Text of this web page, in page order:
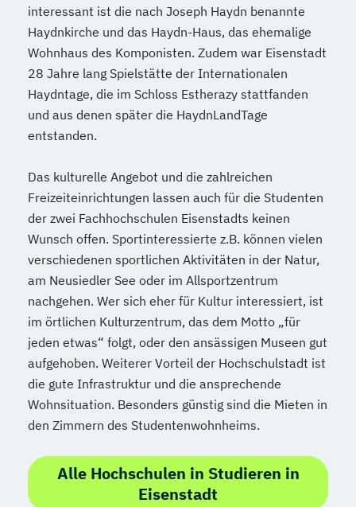
Spezialist*in Automatisierungstechnik
Spezialist*in Big Data
Spezialist*in CAD Konstruktion und
Simulation
Spezialist*in Controlling
Spezialist*in Embedded Systems
Spezialist*in Industrial Data Science
Spezialist*in Logistik 4.0
Spezialist*in Produktion 4.0
Spezialist*in Sportpsychologie und
Trainingswissenschaft
Spezialist*in Wirtschaftsinformatik
Spezialist*in für digitale Geschäftsmodelle
Spezialist*in für systemisches
Management und Coaching
Spezialist*in internationales Recht
Sprachdiplom "Cambridge English:
Advanced (CAE)" - C1
Sprachdiplom "Cambridge English: First
(FCE)" - B2
Sprachdiplom "Cambridge English:
Proficiency (CPE)" - C2
Wirtschaftskriminalität & Cyber Crime
interessant ist die nach Joseph Haydn benannte
Haydnkirche und das Haydn-Haus, das ehemalige
Wohnhaus des Komponisten. Zudem war Eisenstadt
28 Jahre lang Spielstätte der Internationalen
Haydntage, die im Schloss Estherazy stattfanden
und aus denen später die HaydnLandTage
entstanden.
Das kulturelle Angebot und die zahlreichen
Freizeiteinrichtungen lassen auch für die Studenten
der zwei Fachhochschulen Eisenstadts keinen
Wunsch offen. Sportinteressierte z.B. können vielen
verschiedenen sportlichen Aktivitäten in der Natur,
am Neusiedler See oder im Allsportzentrum
nachgehen. Wer sich eher für Kultur interessiert, ist
im örtlichen Kulturzentrum, das dem Motto „für
jeden etwas“ folgt, oder den ansässigen Museen gut
aufgehoben. Weiterer Vorteil der Hochschulstadt ist
die gute Infrastruktur und die ansprechende
Wohnsituation. Besonders günstig sind die Mieten in
den Zimmern des Studentenwohnheims.
Alle Hochschulen in Studieren in
Eisenstadt